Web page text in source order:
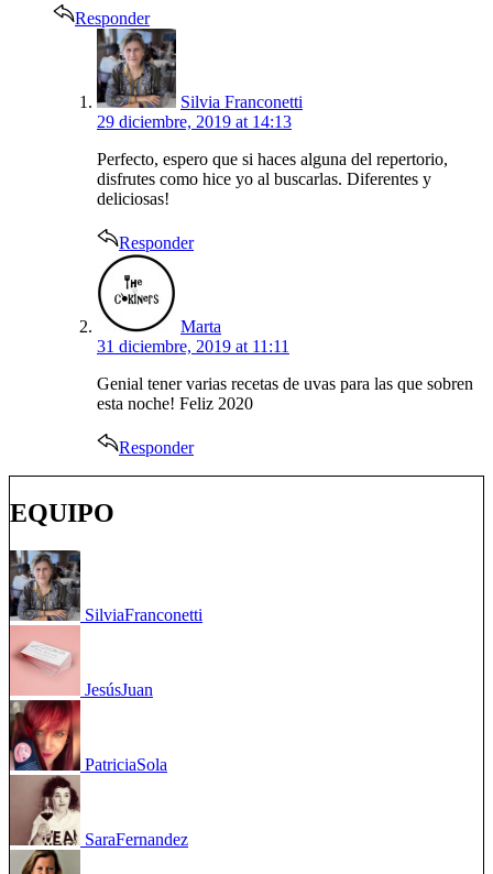
Responder
says:
Silvia Franconetti
29 diciembre, 2019 at 14:13
Perfecto, espero que si haces alguna del repertorio,
disfrutes como hice yo al buscarlas. Diferentes y
deliciosas!
Responder
Marta
31 diciembre, 2019 at 11:11
Genial tener varias recetas de uvas para las que sobren
esta noche! Feliz 2020
Responder
EQUIPO
SilviaFranconetti
JesúsJuan
PatriciaSola
SaraFernandez